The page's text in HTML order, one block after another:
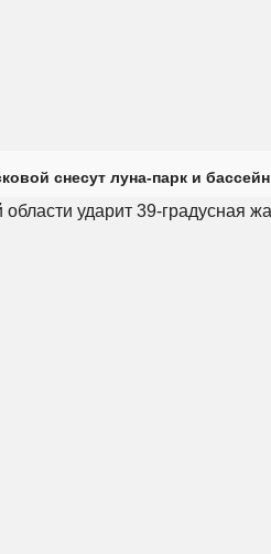
снесут луна-парк и бассейн